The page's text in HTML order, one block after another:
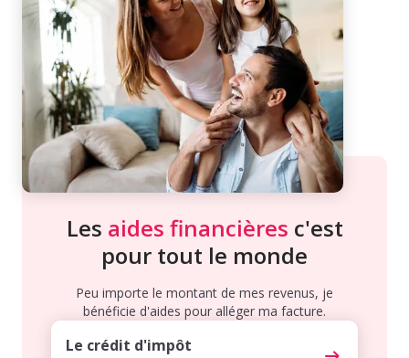
Les aides financières c'est
pour tout le monde
Peu importe le montant de mes revenus, je
bénéficie d'aides pour alléger ma facture.
Le crédit d'impôt